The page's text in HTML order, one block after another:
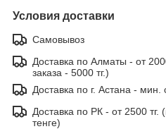
Условия доставки
Самовывоз
Доставка по Алматы - от
заказа - 5000 тг.)
Доставка по г. Астана -
Доставка по РК - от 2500
тенге)